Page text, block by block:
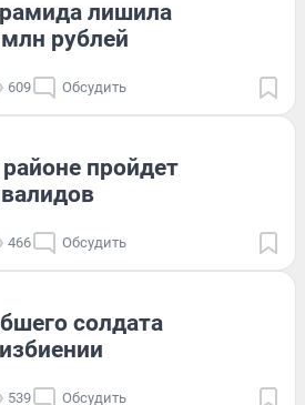
лишила
рублей
609 Обсудить
пройдет
466 Обсудить
солдата
539 Обсудить